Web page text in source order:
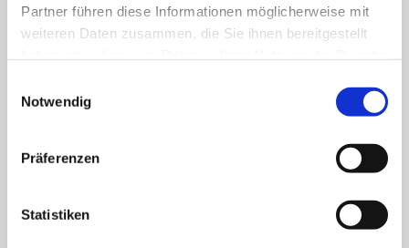
Partner führen diese Informationen möglicherweise mit
weiteren Daten zusammen, die Sie ihnen bereitgestellt
Notwendig
Präferenzen
Statistiken
Mehr Folgeaufträge für Bayerische
Die Förderprogramme in Bayern ermöglichen
Ermöglichen sich regelmäßige Folgeaufträge.
erhöhen Sie zusätzlich Ihre Chancen auf weitere